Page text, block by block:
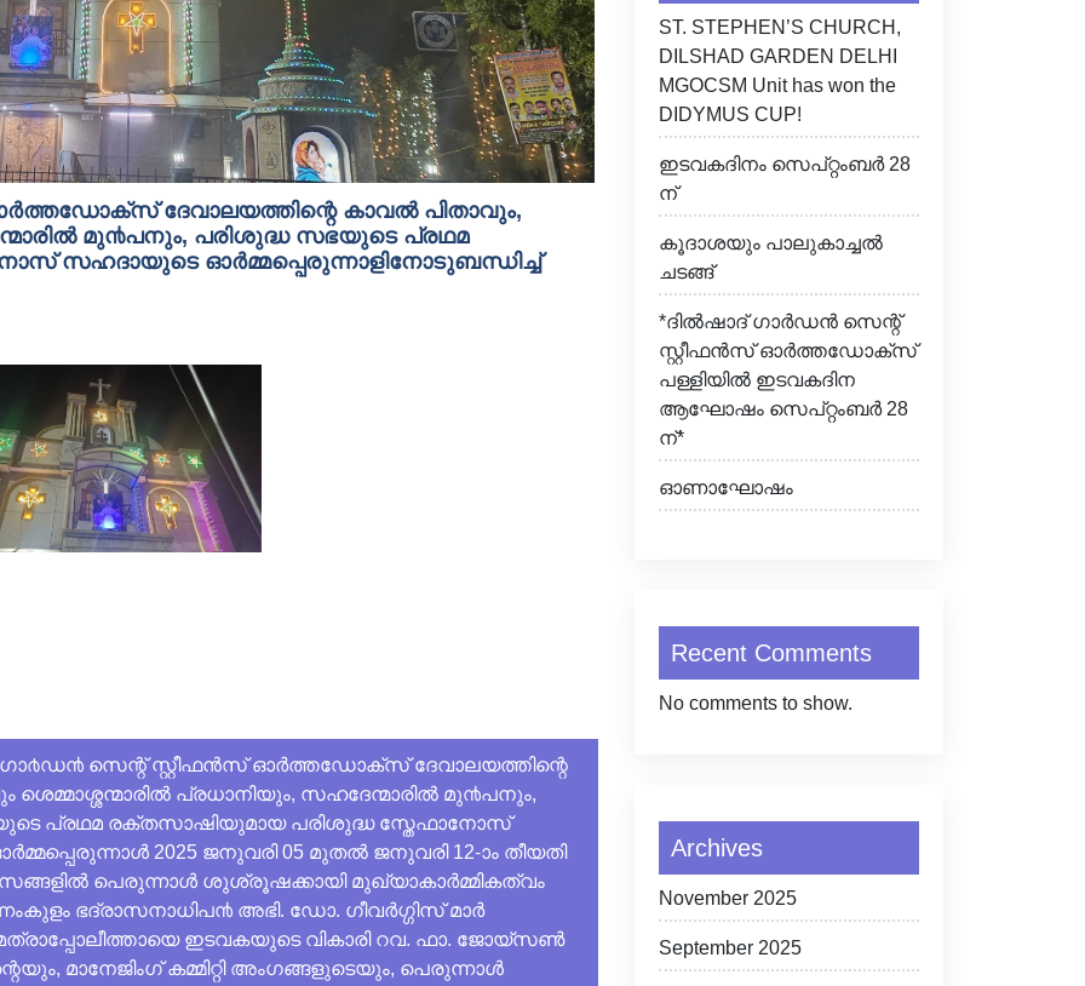
ദേവാലയത്തിന്റെ കാവൽ പിതാവും,
മു൯പനും, പരിശുദ്ധ സഭയുടെ പ്രഥമ
സഹദായുടെ ഓർമ്മപ്പെരുന്നാളിനോടുബന്ധിച്ച്
ഗാ൪ഡ൯ സെന്റ് സ്റ്റീഫൻസ് ഓർത്തഡോക്സ് ദേവാലയത്തിന്റെ
ശെമ്മാശ്ശന്മാരിൽ പ്രധാനിയും, സഹദേന്മാരിൽ മു൯പനും,
പ്രഥമ രക്തസാഷിയുമായ പരിശുദ്ധ സ്തേഫാനോസ്
2025 ജനുവരി 05 മുതൽ ജനുവരി 12-ാം തീയതി
പെരുന്നാൾ ശുശ്രൂഷക്കായി മുഖ്യാകാർമ്മികത്വം
ഭദ്രാസനാധിപ൯ അഭി. ഡോ. ഗീവർഗ്ഗിസ് മാർ
ഇടവകയുടെ വികാരി റവ. ഫാ. ജോയ്സൺ
മാനേജിംഗ് കമ്മിറ്റി അംഗങ്ങളുടെയും, പെരുന്നാൾ
ST. STEPHEN’S CHURCH,
DILSHAD GARDEN DELHI
MGOCSM Unit has won the
DIDYMUS CUP!
ഇടവകദിനം സെപ്റ്റംബർ 28
ന്
കൂദാശയും പാലുകാച്ചൽ
ചടങ്ങ്
*ദിൽഷാദ് ഗാർഡൻ സെന്റ്
സ്റ്റീഫൻസ് ഓർത്തഡോക്സ്
പള്ളിയിൽ ഇടവകദിന
ആഘോഷം സെപ്റ്റംബർ 28
ന്*
ഓണാഘോഷം
Recent Comments
No comments to show.
Archives
November 2025
September 2025